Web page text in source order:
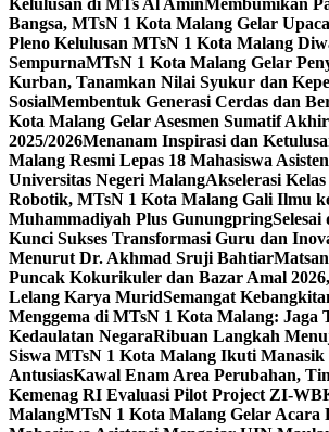
Kelulusan di MTs Al Amin Membumikan
Bangsa, MTsN 1 Kota Malang Gelar
Pleno Kelulusan MTsN 1 Kota Malang
SempurnaMTsN 1 Kota Malang Gelar
Kurban, Tanamkan Nilai Syukur dan
SosialMembentuk Generasi Cerdas dan
Kota Malang Gelar Asesmen Sumatif
2025/2026Menanam Inspirasi dan
Malang Resmi Lepas 18 Mahasiswa
Universitas Negeri MalangAkselerasi
Robotik, MTsN 1 Kota Malang Gali Ilmu
Muhammadiyah Plus Gunungpring
Kunci Sukses Transformasi Guru dan
Menurut Dr. Akhmad Sruji Bahtiar
Puncak Kokurikuler dan Bazar Amal
Lelang Karya MuridSemangat
Menggema di MTsN 1 Kota Malang: Jaga
Kedaulatan NegaraRibuan Langkah
Siswa MTsN 1 Kota Malang Ikuti Manasik
AntusiasKawal Enam Area Perubahan,
Kemenag RI Evaluasi Pilot Project ZI-
MalangMTsN 1 Kota Malang Gelar Acara